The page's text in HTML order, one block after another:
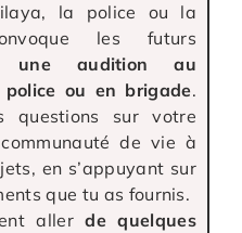
la police ou la
les futurs
une audition au
police ou en brigade.
questions sur votre
de vie à
en s’appuyant sur
que tu as fournis.
allerde quelques